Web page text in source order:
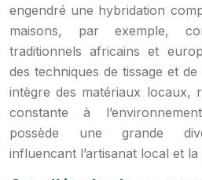
engendré une hybridation
maisons, par exemple,
traditionnels africains et
des techniques de tissage et
intègre des matériaux locaux,
constante à
possède une grande
influencant l’artisanat local et